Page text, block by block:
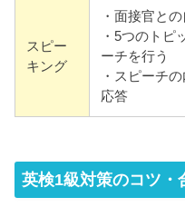
スピー
キング
・面接官と
・5つのトピ
ーチを行う
・スピーチ
応答
英検1級対策のコツ・